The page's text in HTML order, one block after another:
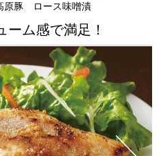
原豚 ロース味噌漬
ーム感で満足！